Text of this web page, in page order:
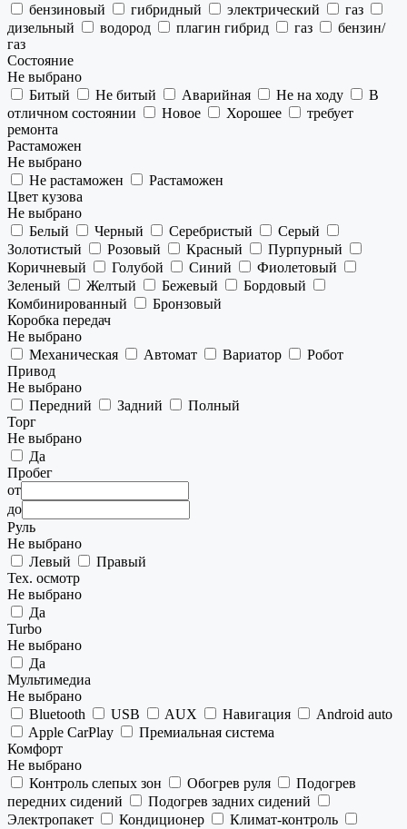
бензиновый
гибридный электрический
газ
дизельный
водород плагин гибрид газ
бензин/
газ
Состояние
Не выбрано
Битый
Не битый Аварийная Не на ходу
В
отличном состоянии
Новое Хорошее
требует
ремонта
Растаможен
Не выбрано
Не растаможен
Растаможен
Цвет кузова
Не выбрано
Белый
Черный Серебристый
Серый
Золотистый
Розовый Красный
Пурпурный
Коричневый
Голубой Синий
Фиолетовый
Зеленый
Желтый Бежевый
Бордовый
Комбинированный
Бронзовый
Коробка передач
Не выбрано
Механическая
Автомат Вариатор
Робот
Привод
Не выбрано
Передний
Задний
Полный
Торг
Не выбрано
Да
Пробег
от
до
Руль
Не выбрано
Левый
Правый
Тех. осмотр
Не выбрано
Да
Turbo
Не выбрано
Да
Мультимедиа
Не выбрано
Bluetooth
USB AUX Навигация
Android auto
Apple CarPlay
Премиальная система
Комфорт
Не выбрано
Контроль слепых зон
Обогрев руля
Подогрев
передних сидений
Подогрев задних сидений
Электропакет
Кондиционер
Климат-контроль